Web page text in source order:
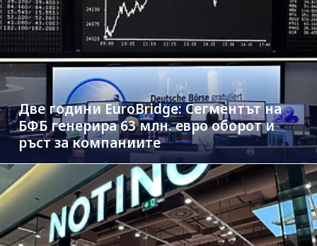
Две години EuroBridge: Сегментът на
БФБ генерира 63 млн. евро оборот и
ръст за компаниите